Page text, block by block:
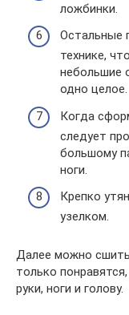
ложбинки.
Остальные
технике,
небольшие
одно целое.
Когда
следует
большому
ноги.
Крепко
узелком.
Далее можно
только
руки, ноги и голову.